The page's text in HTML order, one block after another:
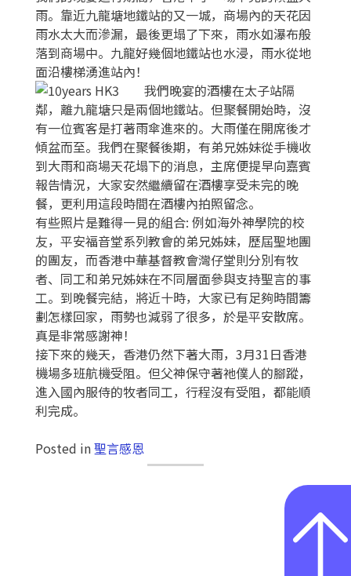
雨。靠近九龍塘地鐵站的又一城，商場內的天花因
雨水太大而滲漏，最後更塌了下來，雨水如瀑布般
落到商場中。九龍好幾個地鐵站也水浸，雨水從地
面沿樓梯湧進站內！
我們晚宴的酒樓在太子站隔
鄰，離九龍塘只是兩個地鐵站。但聚餐開始時，沒
有一位賓客是打著雨傘進來的。大雨僅在開席後才
傾盆而至。我們在聚餐後期，有弟兄姊妹從手機收
到大雨和商場天花塌下的消息，主席便提早向嘉賓
報告情況，大家安然繼續留在酒樓享受未完的晚
餐，更利用這段時間在酒樓內拍照留念。
有些照片是難得一見的組合: 例如海外神學院的校
友，平安福音堂系列教會的弟兄姊妹，歷屆聖地團
的團友，而香港中華基督教會灣仔堂則分別有牧
者、同工和弟兄姊妹在不同層面參與支持聖言的事
工。到晚餐完結，將近十時，大家已有足夠時間籌
劃怎樣回家，雨勢也減弱了很多，於是平安散席。
真是非常感謝神！
接下來的幾天，香港仍然下著大雨，3月31日香港
機場多班航機受阻。但父神保守著祂僕人的腳蹤，
進入國內服侍的牧者同工，行程沒有受阻，都能順
利完成。
Posted in聖言感恩